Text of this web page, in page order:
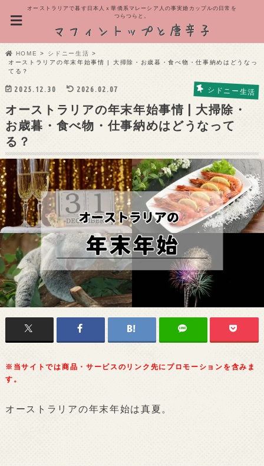
オーストラリアで暮す日本人ｘ華僑系マレーシア人の事実婚カップルの日常を
つらつらと。
HOME
シドニー生活
オーストラリアの年末年始事情 | 大掃除・お歳暮・食べ物・仕事納めはどうなっ
てる？
2025.12.30 2026.02.07 シドニー生活
オーストラリアの年末年始事情 | 大掃除・
お歳暮・食べ物・仕事納めはどうなって
る？
※当サイトでは商品・サービスのリンク先にプロモーションを含みま
す。
オーストラリアの年末年始は真夏。